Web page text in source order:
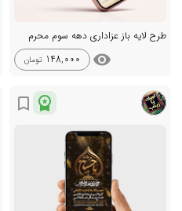
طرح لایه باز عزاداری دهه سوم محرم
visibility
148,000 تومان
workspace_premium
bookmark_border